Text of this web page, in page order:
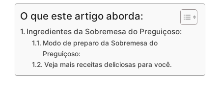
O que este artigo aborda:
Ingredientes da Sobremesa do Preguiçoso:
Modo de preparo da Sobremesa do
Preguiçoso:
Veja mais receitas deliciosas para você.